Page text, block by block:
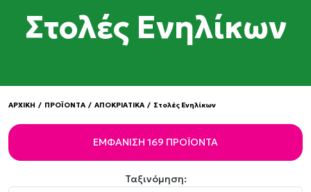
Στολές Ενηλίκων
ΑΡΧΙΚΗ / ΠΡΟΪΟΝΤΑ / ΑΠΟΚΡΙΑΤΙΚΑ / Στολές Ενηλίκων
ΕΜΦΆΝΙΣΗ 169 ΠΡΟΪΌΝΤΑ
Ταξινόμηση: